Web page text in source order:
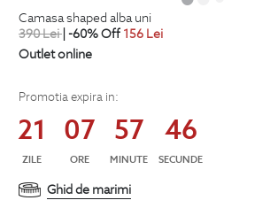
camasa shaped alba uni
390Lei| -60% Off 156 Lei
Outlet online
Promotia expira in:
21
ZILE
07
ORE
57
MINUTE
46
SECUNDE
Ghid de marimi